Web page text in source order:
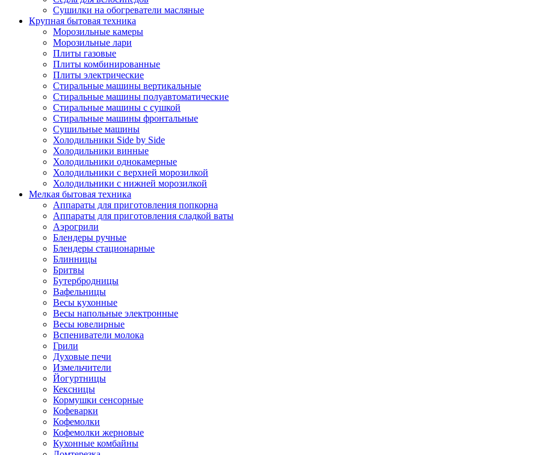
Сушилки на обогреватели масляные
Крупная бытовая техника
Морозильные камеры
Морозильные лари
Плиты газовые
Плиты комбинированные
Плиты электрические
Стиральные машины вертикальные
Стиральные машины полуавтоматические
Стиральные машины с сушкой
Стиральные машины фронтальные
Сушильные машины
Холодильники Side by Side
Холодильники винные
Холодильники однокамерные
Холодильники с верхней морозилкой
Холодильники с нижней морозилкой
Мелкая бытовая техника
Аппараты для приготовления попкорна
Аппараты для приготовления сладкой ваты
Аэрогрили
Блендеры ручные
Блендеры стационарные
Блинницы
Бритвы
Бутербродницы
Вафельницы
Весы кухонные
Весы напольные электронные
Весы ювелирные
Вспениватели молока
Грили
Духовые печи
Измельчители
Йогуртницы
Кексницы
Кормушки сенсорные
Кофеварки
Кофемолки
Кофемолки жерновые
Кухонные комбайны